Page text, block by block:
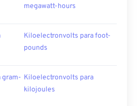
megawatt-hours
Kiloelectronvolts para foot-
pounds
gram- Kiloelectronvolts para
kilojoules